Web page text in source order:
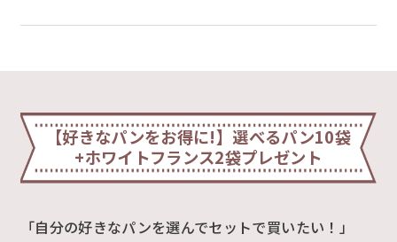
【好きなパンをお得に!】選べるパン10袋
+ホワイトフランス2袋プレゼント
「自分の好きなパンを選んでセットで買いたい！」